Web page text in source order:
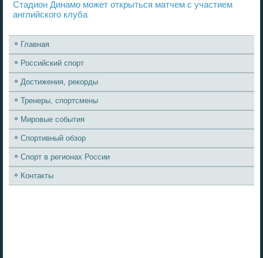
Стадион Динамо может открыться матчем с участием
английского клуба
Главная
Российский спорт
Достижения, рекорды
Тренеры, спортсмены
Мировые события
Спортивный обзор
Спорт в регионах России
Контакты